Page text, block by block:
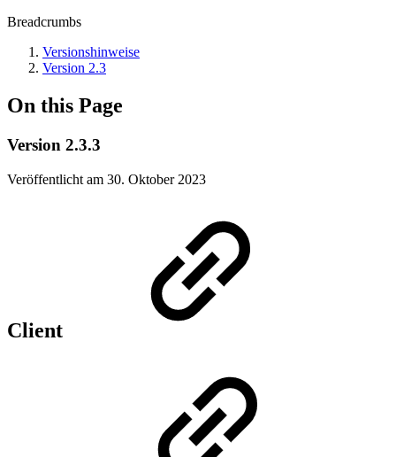
Breadcrumbs
Versionshinweise
Version 2.3
On this Page
Version 2.3.3
Veröffentlicht am 30. Oktober 2023
Client